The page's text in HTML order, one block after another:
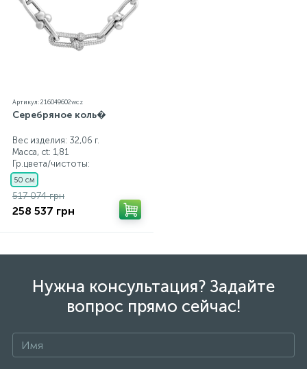
Артикул: 216049602wcz
Серебряное коль�
Вес изделия: 32,06 г.
Масса, ct: 1,81
Гр.цвета/чистоты:
50 см
517 074 грн
258 537 грн
Нужна консультация? Задайте
вопрос прямо сейчас!